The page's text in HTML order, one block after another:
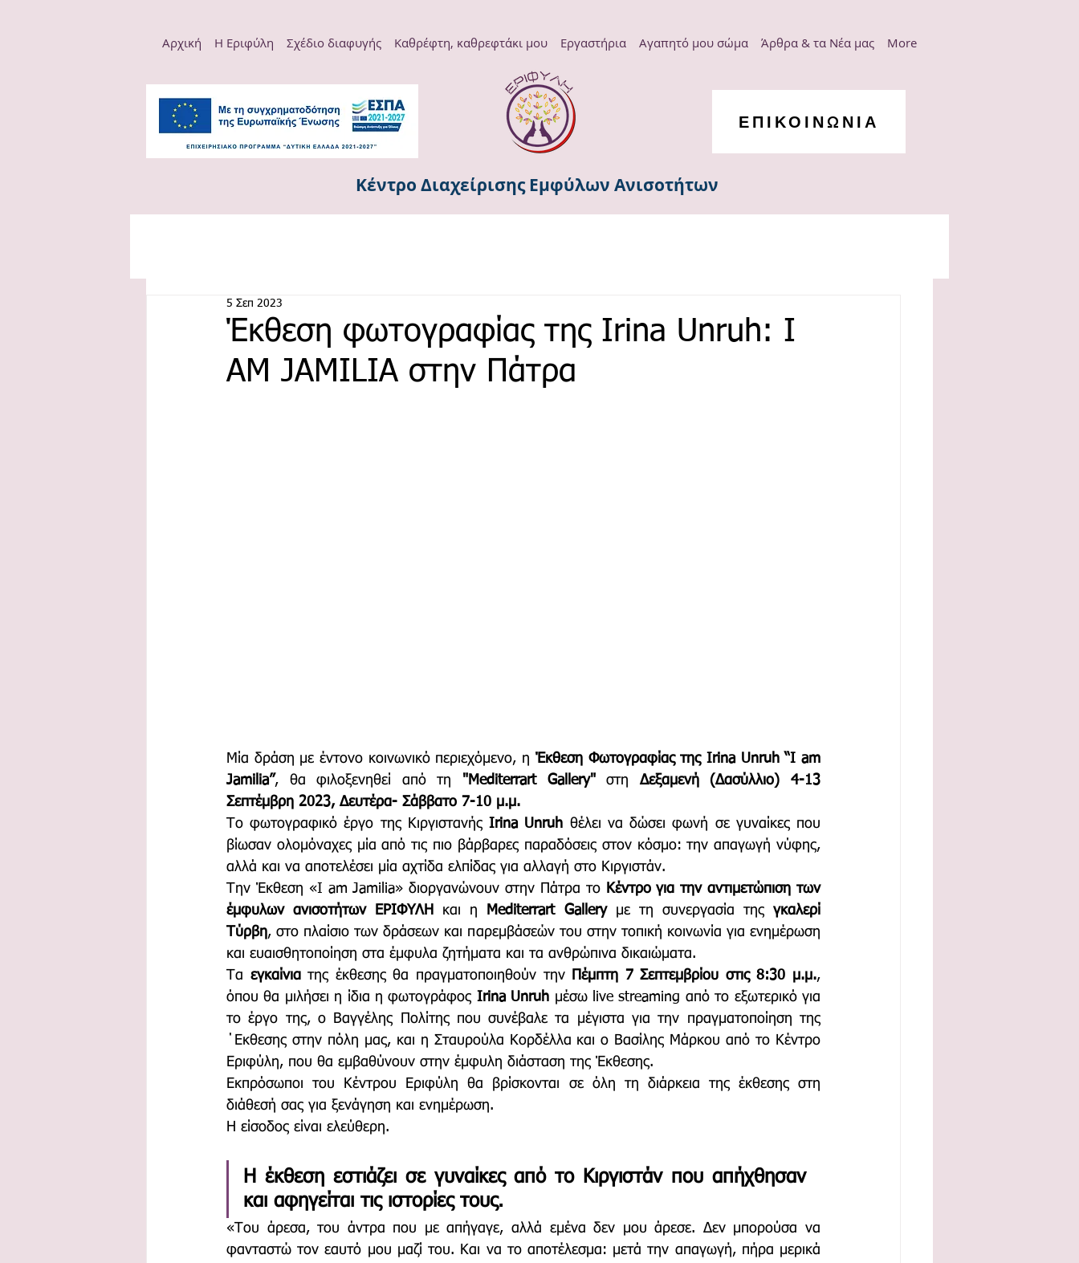
Αρχική Η Εριφύλη Σχέδιο διαφυγής Καθρέφτη, καθρεφτάκι μου Εργαστήρια Αγαπητό μου σώμα Άρθρα & τα Νέα μας More
ΕΠΙΚΟΙΝΩΝΙΑ
Κέντρο Διαχείρισης Εμφύλων Ανισοτήτων
Έκθεση φωτογραφίας της Irina Unruh: I
AM JAMILIA στην Πάτρα
5 Σεπ 2023
Μία δράση με έντονο κοινωνικό περιεχόμενο, η Έκθεση Φωτογραφίας της Irina Unruh “I am
Jamilia”, θα φιλοξενηθεί από τη "Μediterrart Gallery" στη Δεξαμενή (Δασύλλιο) 4-13
Σεπτέμβρη 2023, Δευτέρα- Σάββατο 7-10 μ.μ.
Το φωτογραφικό έργο της Κιργιστανής Irina Unruh θέλει να δώσει φωνή σε γυναίκες που
βίωσαν ολομόναχες μία από τις πιο βάρβαρες παραδόσεις στον κόσμο: την απαγωγή νύφης,
αλλά και να αποτελέσει μία αχτίδα ελπίδας για αλλαγή στο Κιργιστάν.
Την Έκθεση «I am Jamilia» διοργανώνουν στην Πάτρα το Κέντρο για την αντιμετώπιση των
έμφυλων ανισοτήτων ΕΡΙΦΥΛΗ και η Μediterrart Gallery με τη συνεργασία της γκαλερί
Τύρβη, στο πλαίσιο των δράσεων και παρεμβάσεών του στην τοπική κοινωνία για ενημέρωση
και ευαισθητοποίηση στα έμφυλα ζητήματα και τα ανθρώπινα δικαιώματα.
Τα εγκαίνια της έκθεσης θα πραγματοποιηθούν την Πέμπτη 7 Σεπτεμβρίου στις 8:30 μ.μ.,
όπου θα μιλήσει η ίδια η φωτογράφος Irina Unruh μέσω live streaming από το εξωτερικό για
το έργο της, ο Βαγγέλης Πολίτης που συνέβαλε τα μέγιστα για την πραγματοποίηση της
΄Εκθεσης στην πόλη μας, και η Σταυρούλα Κορδέλλα και ο Βασίλης Μάρκου από το Κέντρο
Εριφύλη, που θα εμβαθύνουν στην έμφυλη διάσταση της Έκθεσης.
Εκπρόσωποι του Κέντρου Εριφύλη θα βρίσκονται σε όλη τη διάρκεια της έκθεσης στη
διάθεσή σας για ξενάγηση και ενημέρωση.
Η είσοδος είναι ελεύθερη.
Η έκθεση εστιάζει σε γυναίκες από το Κιργιστάν που απήχθησαν
και αφηγείται τις ιστορίες τους.
«Του άρεσα, του άντρα που με απήγαγε, αλλά εμένα δεν μου άρεσε. Δεν μπορούσα να
φανταστώ τον εαυτό μου μαζί του. Και να το αποτέλεσμα: μετά την απαγωγή, πήρα μερικά